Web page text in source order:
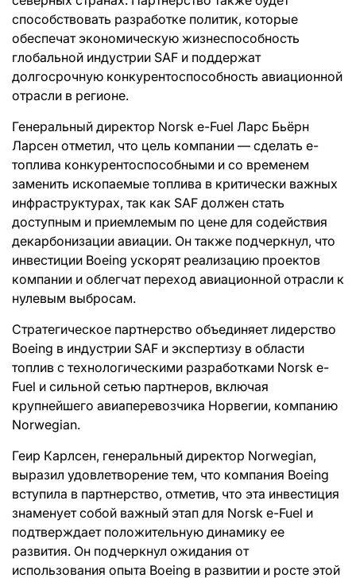
способствовать разработке политик, которые
обеспечат экономическую жизнеспособность
глобальной индустрии SAF и поддержат
долгосрочную конкурентоспособность авиационной
отрасли в регионе.
Генеральный директор Norsk e-Fuel Ларс Бьёрн
Ларсен отметил, что цель компании — сделать e-
топлива конкурентоспособными и со временем
заменить ископаемые топлива в критически важных
инфраструктурах, так как SAF должен стать
доступным и приемлемым по цене для содействия
декарбонизации авиации. Он также подчеркнул, что
инвестиции Boeing ускорят реализацию проектов
компании и облегчат переход авиационной отрасли к
нулевым выбросам.
Стратегическое партнерство объединяет лидерство
Boeing в индустрии SAF и экспертизу в области
топлив с технологическими разработками Norsk e-
Fuel и сильной сетью партнеров, включая
крупнейшего авиаперевозчика Норвегии, компанию
Norwegian.
Геир Карлсен, генеральный директор Norwegian,
выразил удовлетворение тем, что компания Boeing
вступила в партнерство, отметив, что эта инвестиция
знаменует собой важный этап для Norsk e-Fuel и
подтверждает положительную динамику ее
развития. Он подчеркнул ожидания от
использования опыта Boeing в развитии и росте этой